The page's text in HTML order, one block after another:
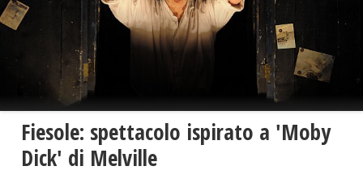
Fiesole: spettacolo ispirato a 'Moby
Dick' di Melville